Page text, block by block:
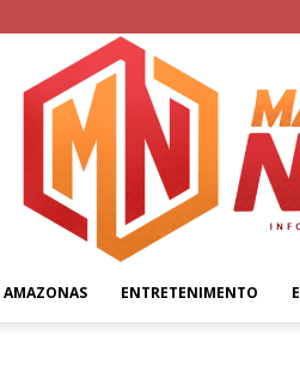
AMAZONAS ENTRETENIMENTO